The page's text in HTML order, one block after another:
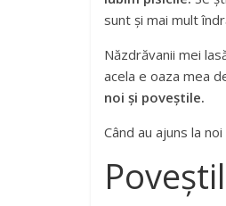
sunt și mai mult
Năzdrăvanii mei
acela e oaza mea
noi și poveștile.
Când au ajuns la